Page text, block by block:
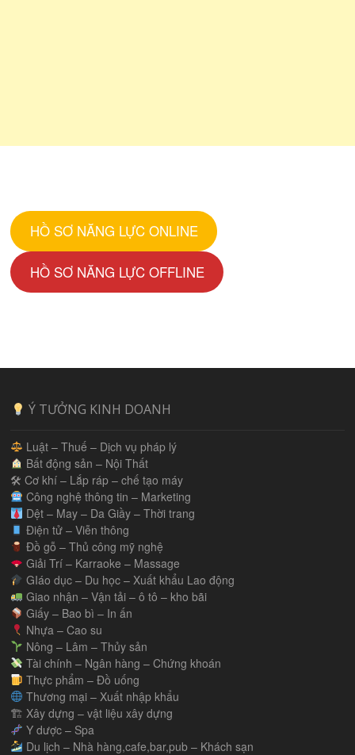
HỒ SƠ NĂNG LỰC ONLINE
HỒ SƠ NĂNG LỰC OFFLINE
Ý TƯỞNG KINH DOANH
Luật – Thuế – Dịch vụ pháp lý
Bất động sản – Nội Thất
🛠 Cơ khí – Lắp ráp – chế tạo máy
Công nghệ thông tin – Marketing
Dệt – May – Da Giầy – Thời trang
Điện tử – Viễn thông
Đồ gỗ – Thủ công mỹ nghệ
Giải Trí – Karraoke – Massage
GIáo dục – Du học – Xuất khẩu Lao động
Giao nhận – Vận tải – ô tô – kho bãi
Giấy – Bao bì – In ấn
Nhựa – Cao su
Nông – Lâm – Thủy sản
Tài chính – Ngân hàng – Chứng khoán
Thực phẩm – Đồ uống
Thương mại – Xuất nhập khẩu
🏗 Xây dựng – vật liệu xây dựng
Y dược – Spa
Du lịch – Nhà hàng,cafe,bar,pub – Khách sạn